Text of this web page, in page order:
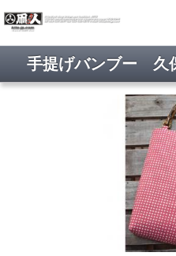
手提げバンブー